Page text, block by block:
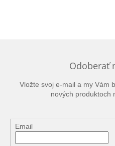
Odoberať
Vložte svoj e-mail a my Vám
nových produktoch
Email